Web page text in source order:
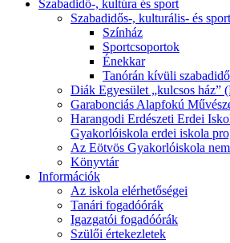
Szabadidő-, kultúra és sport
Szabadidős-, kulturális- és
Színház
Sportcsoportok
Énekkar
Tanórán kívüli
Diák Egyesület „kulcsos ház”
Garabonciás Alapfokú
Harangodi Erdészeti Erdei
Gyakorlóiskola erdei iskola
Az Eötvös Gyakorlóiskola
Könyvtár
Információk
Az iskola elérhetőségei
Tanári fogadóórák
Igazgatói fogadóórák
Szülői értekezletek